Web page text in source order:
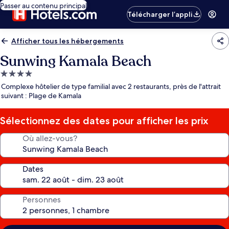
Passer au contenu principal
Télécharger l’appli
Afficher tous les hébergements
Sunwing Kamala Beach
Hébergement
4.0 étoiles
Complexe hôtelier de type familial avec 2 restaurants, près de l'attrait
suivant : Plage de Kamala
Sélectionnez des dates pour afficher les prix
Où allez-vous?
Dates
Personnes